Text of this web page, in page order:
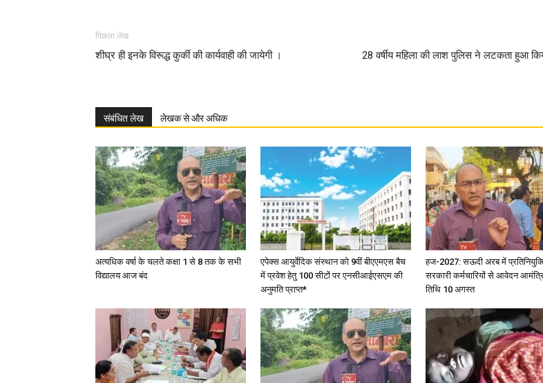
News
पिछला लेख
शीघ्र ही इनके विरूद्ध कुर्की की कार्यवाही की जायेगी ।
28 वर्षीय महिला की लाश पुलिस ने लटकता हुआ
संबंधित लेख लेखक से और अधिक
अत्यधिक वर्षा के चलते कक्षा 1 से 8 तक के सभी
विद्यालय आज बंद
एपेक्स आयुर्वेदिक संस्थान को 9वीं बीएएमएस बैच
में प्रवेश हेतु 100 सीटों पर एनसीआईएसएम की
अनुमति प्राप्त*
हज-2027: सऊदी अरब में
सरकारी कर्मचारियों से आवेदन
तिथि 10 अगस्त